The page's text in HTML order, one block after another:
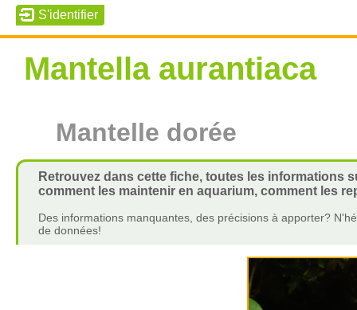
Mantella aurantiaca
Mantelle dorée
Retrouvez dans cette fiche, toutes les informations
comment les maintenir en aquarium, comment les
Des informations manquantes, des précisions à apporter?
de données!